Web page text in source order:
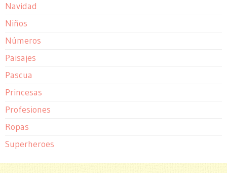
Navidad
Niños
Números
Paisajes
Pascua
Princesas
Profesiones
Ropas
Superheroes